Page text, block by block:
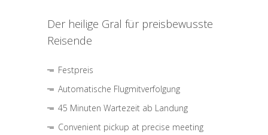
Der heilige Gral für preisbewusste
Reisende
Festpreis
Automatische Flugmitverfolgung
45 Minuten Wartezeit ab Landung
Convenient pickup at precise meeting